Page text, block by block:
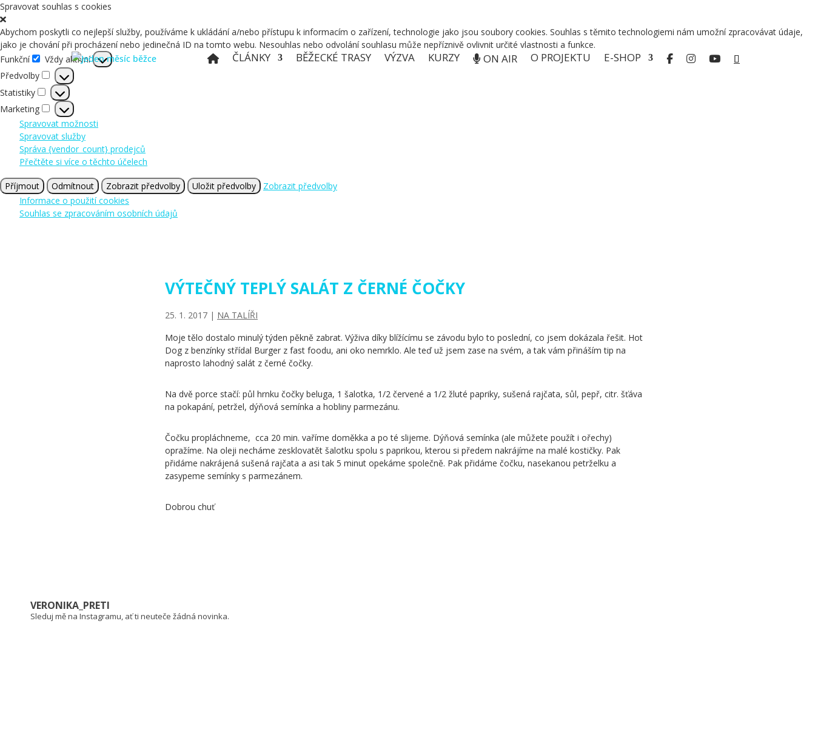
Spravovat souhlas s cookies
Abychom poskytli co nejlepší služby, používáme k ukládání a/nebo přístupu k informacím o zařízení, technologie jako jsou soubory cookies. Souhlas s těmito technologiemi nám umožní zpracovávat údaje,
jako je chování při procházení nebo jedinečná ID na tomto webu. Nesouhlas nebo odvolání souhlasu může nepříznivě ovlivnit určité vlastnosti a funkce.
Funkční
Funkční
Vždy aktivní
Předvolby
Předvolby
Statistiky
Statistiky
Marketing
Marketing
Spravovat možnosti
Spravovat služby
Správa {vendor_count} prodejců
Přečtěte si více o těchto účelech
Příjmout Odmítnout Zobrazit předvolby Uložit předvolby
Zobrazit předvolby
Informace o použití cookies
Souhlas se zpracováním osobních údajů
ČLÁNKY BĚŽECKÉ TRASY VÝZVA KURZY ON AIR O PROJEKTU E-SHOP
VÝTEČNÝ TEPLÝ SALÁT Z ČERNÉ ČOČKY
25. 1. 2017 | NA TALÍŘI
Moje tělo dostalo minulý týden pěkně zabrat. Výživa díky blížícímu se závodu bylo to poslední, co jsem dokázala řešit. Hot
Dog z benzínky střídal Burger z fast foodu, ani oko nemrklo. Ale teď už jsem zase na svém, a tak vám přináším tip na
naprosto lahodný salát z černé čočky.
Na dvě porce stačí: půl hrnku čočky beluga, 1 šalotka, 1/2 červené a 1/2 žluté papriky, sušená rajčata, sůl, pepř, citr. šťáva
na pokapání, petržel, dýňová semínka a hobliny parmezánu.
Čočku propláchneme, cca 20 min. vaříme doměkka a po té slijeme. Dýňová semínka (ale můžete použít i ořechy)
opražíme. Na oleji necháme zesklovatět šalotku spolu s paprikou, kterou si předem nakrájíme na malé kostičky. Pak
přidáme nakrájená sušená rajčata a asi tak 5 minut opekáme společně. Pak přidáme čočku, nasekanou petrželku a
zasypeme semínky s parmezánem.
Dobrou chuť
VERONIKA_PRETI
Sleduj mě na Instagramu, ať ti neuteče žádná novinka.